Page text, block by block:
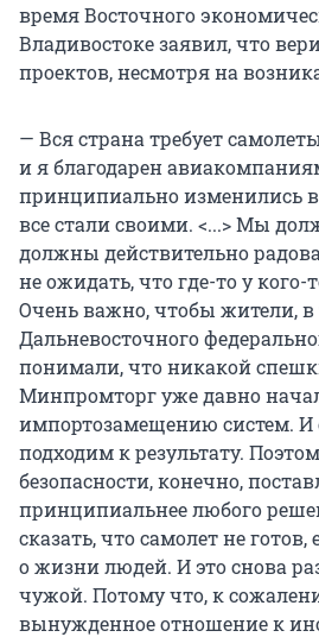
время Восточного
Владивостоке заявил, что
проектов, несмотря на
— Вся страна требует
и я благодарен
принципиально изменились
все стали своими. <...> Мы
должны действительно
не ожидать, что где-то у кого-
Очень важно, чтобы жители, в
Дальневосточного
понимали, что никакой
Минпромторг уже давно
импортозамещению систем. И
подходим к результату.
безопасности, конечно,
принципиальнее любого
сказать, что самолет не
о жизни людей. И это снова
чужой. Потому что, к
вынужденное отношение к